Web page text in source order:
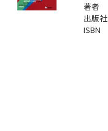
著者
出版社
ISBN